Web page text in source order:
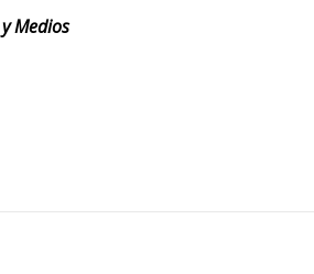
Medios